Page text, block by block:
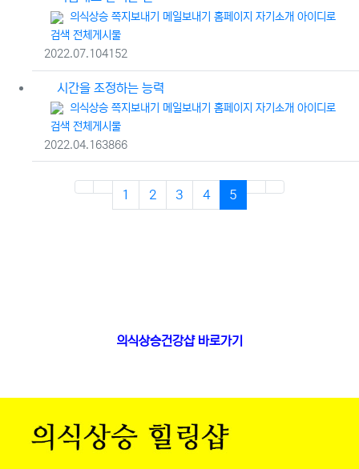
등록자의식상승 쪽지보내기 메일보내기 홈페이지 자기소개 아이디로
검색 전체게시물
등록일
2022.07.10조회
4152
시간을 조정하는 능력
등록자의식상승 쪽지보내기 메일보내기 홈페이지 자기소개 아이디로
검색 전체게시물
등록일
2022.04.16조회
3866
(first) 1 2 3 4 5 (current)
(next)(last)
의식상승건강샵 바로가기